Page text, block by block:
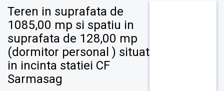
Teren in suprafata de
1085,00 mp si spatiu in
suprafata de 128,00 mp
(dormitor personal ) situat
in incinta statiei CF
Sarmasag